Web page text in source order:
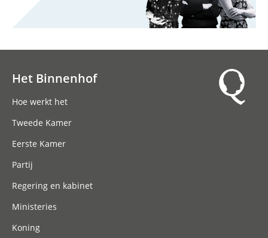
Het Binnenhof
Hoe werkt het
Tweede Kamer
Eerste Kamer
Partij
Regering en kabinet
Ministeries
Koning